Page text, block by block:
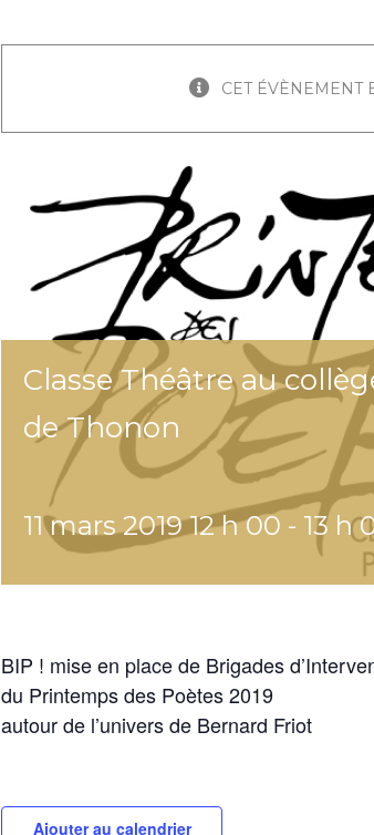
CET ÉVÈNEMENT
Classe Théâtre au
de Thonon
11 mars 2019 12 h 00 - 13 h
BIP ! mise en place de Brigades
du Printemps des Poètes 2019
autour de l’univers de Bernard Friot
Ajouter au calendrier